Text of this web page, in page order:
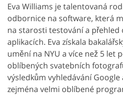
Eva Williams je talentovaná
odbornice na software, která
na starosti testování a
aplikacích. Eva získala
umění na NYU a více než 5 let
oblíbených svatebních
výsledkům vyhledávání
zejména velmi oblíbené